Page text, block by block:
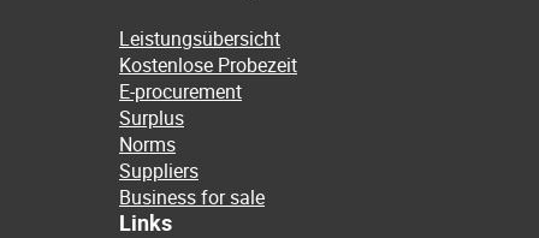
Leistungsübersicht
Kostenlose Probezeit
E-procurement
Surplus
Norms
Suppliers
Business for sale
Links